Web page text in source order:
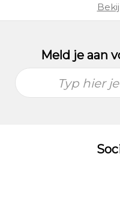
Meld je aan
Typ hier